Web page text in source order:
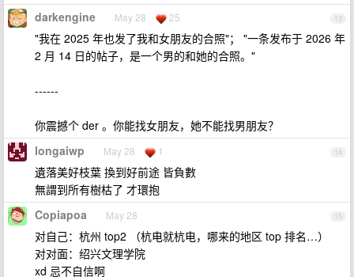
13
darkengine May 28 25
"我在 2025 年也发了我和女朋友的合照"； "一条发布于 2026 年
2 月 14 日的帖子，是一个男的和她的合照。"
------
你震撼个 der 。你能找女朋友，她不能找男朋友？
14
longaiwp May 28 1
遺落美好枝葉 換到好前途 皆負數
無謂到所有樹枯了 才環抱
15
Copiapoa May 28
对自己：杭州 top2 （杭电就杭电，哪来的地区 top 排名…）
对对面：绍兴文理学院
xd 忌不自信啊